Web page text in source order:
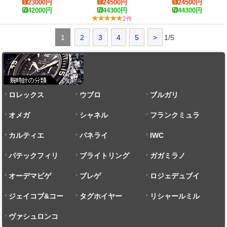
23000円
42000円
5270
24500円
44300円
2件
5960/1A
24500円
44300円
1 2 3 4 5 > 1/5
ロレックス ウブロ ブルガリ
オメガ シャネル フランクミュラ
ー
カルティエ パネライ IWC
パテックフィリ
ップ
ブライトリング ガガミラノ
オーデマピゲ ブレゲ ロジェデュブイ
ジェイコブ&コー タグホイヤー リシャールミル
ヴァシュロンコ